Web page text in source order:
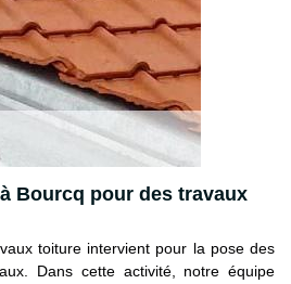
Bourcq pour des travaux
toiture intervient pour la pose des
Dans cette activité, notre équipe